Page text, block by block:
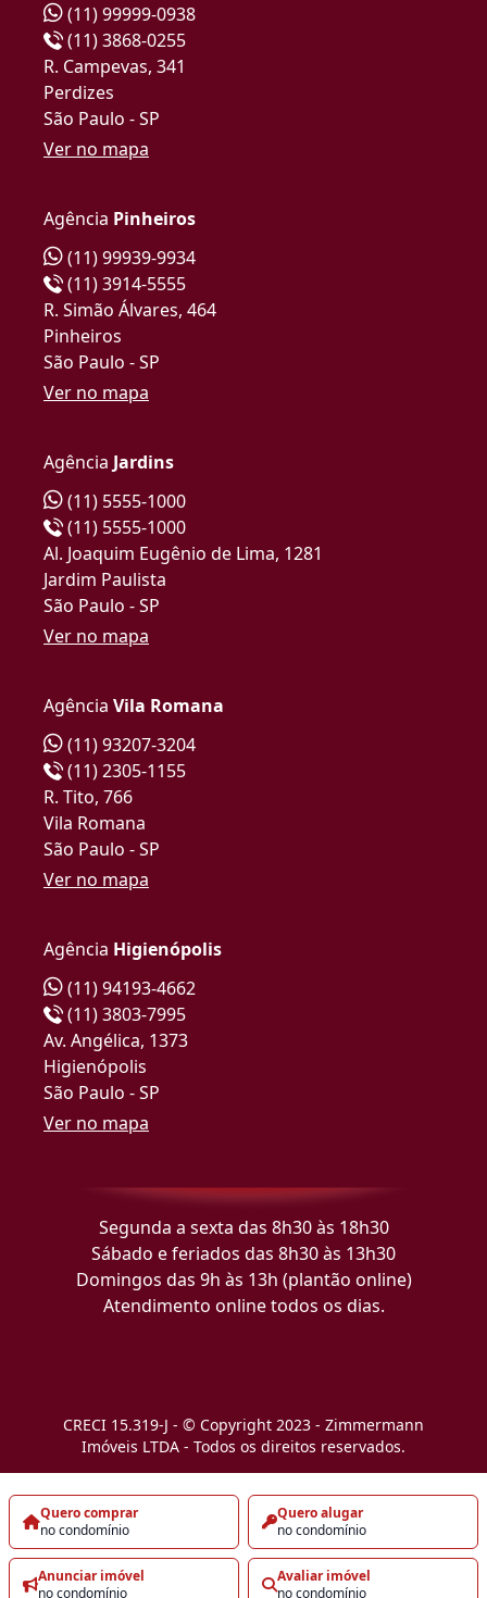
Quero comprar
no condomínio
Quero alugar
no condomínio
Anunciar imóvel
no condomínio
Avaliar imóvel
no condomínio
(11) 99999-0938
(11) 3868-0255
R. Campevas, 341
Perdizes
São Paulo - SP
Ver no mapa
Agência Pinheiros
(11) 99939-9934
(11) 3914-5555
R. Simão Álvares, 464
Pinheiros
São Paulo - SP
Ver no mapa
Agência Jardins
(11) 5555-1000
(11) 5555-1000
Al. Joaquim Eugênio de Lima, 1281
Jardim Paulista
São Paulo - SP
Ver no mapa
Agência Vila Romana
(11) 93207-3204
(11) 2305-1155
R. Tito, 766
Vila Romana
São Paulo - SP
Ver no mapa
Agência Higienópolis
(11) 94193-4662
(11) 3803-7995
Av. Angélica, 1373
Higienópolis
São Paulo - SP
Ver no mapa
Segunda a sexta das 8h30 às 18h30
Sábado e feriados das 8h30 às 13h30
Domingos das 9h às 13h (plantão online)
Atendimento online todos os dias.
CRECI 15.319-J - © Copyright 2023 - Zimmermann
Imóveis LTDA - Todos os direitos reservados.